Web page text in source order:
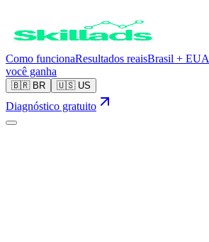
Como funcionaResultados reaisBrasil + EUA
você ganha
🇧🇷 BR 🇺🇸 US
Diagnóstico gratuito